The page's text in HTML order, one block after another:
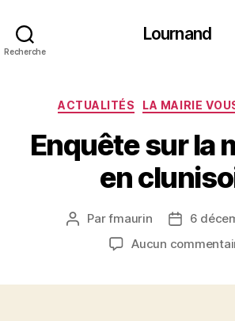
Recherche
Lournand
ACTUALITÉS LA MAIRIE
Enquête sur la
en
Auteur
l’article
Parfmaurin
Date
6
Aucun